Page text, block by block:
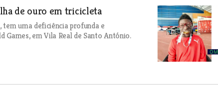
de ouro em tricicleta
tem uma deficiência profunda e
em Vila Real de Santo António.